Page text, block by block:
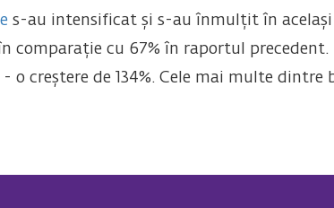
s-au intensificat și s-au înmulțit în același
comparație cu 67% în raportul
o creștere de 134%. Cele mai multe